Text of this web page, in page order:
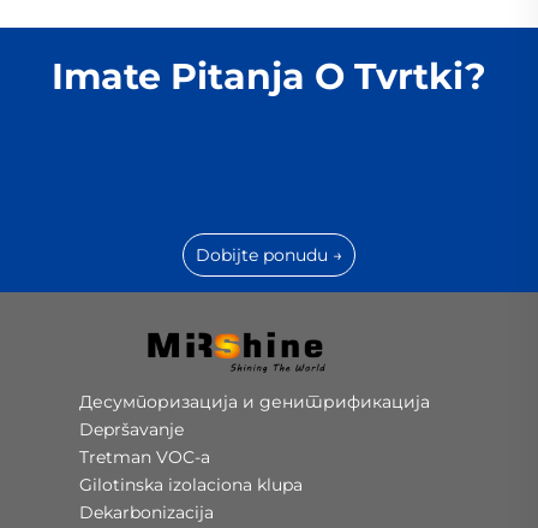
Imate Pitanja O Tvrtki?
Dobijte ponudu →
Десумпоризација и денитрификација
Depršavanje
Tretman VOC-a
Gilotinska izolaciona klupa
Dekarbonizacija